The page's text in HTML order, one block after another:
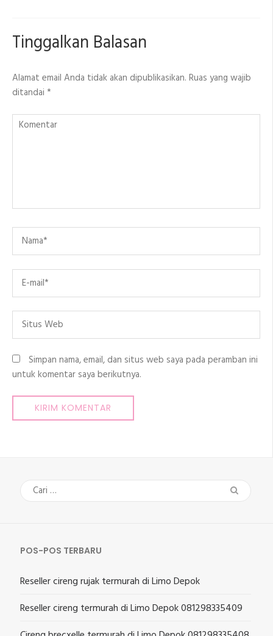
Tinggalkan Balasan
Alamat email Anda tidak akan dipublikasikan. Ruas yang wajib
ditandai *
Komentar
Name
Email
Situs
Web
Simpan nama, email, dan situs web saya pada peramban ini
untuk komentar saya berikutnya.
Cari
untuk:
POS-POS TERBARU
Reseller cireng rujak termurah di Limo Depok
Reseller cireng termurah di Limo Depok 081298335409